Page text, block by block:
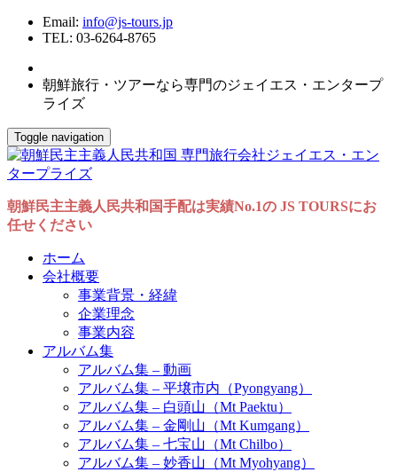
Email: info@js-tours.jp
TEL: 03-6264-8765
朝鮮旅行・ツアーなら専門のジェイエス・エンタープ
ライズ
Toggle navigation
朝鮮民主主義人民共和国手配は実績No.1の JS TOURSにお
任せください
ホーム
会社概要
事業背景・経緯
企業理念
事業内容
アルバム集
アルバム集 – 動画
アルバム集 – 平壌市内（Pyongyang）
アルバム集 – 白頭山（Mt Paektu）
アルバム集 – 金剛山（Mt Kumgang）
アルバム集 – 七宝山（Mt Chilbo）
アルバム集 – 妙香山（Mt Myohyang）